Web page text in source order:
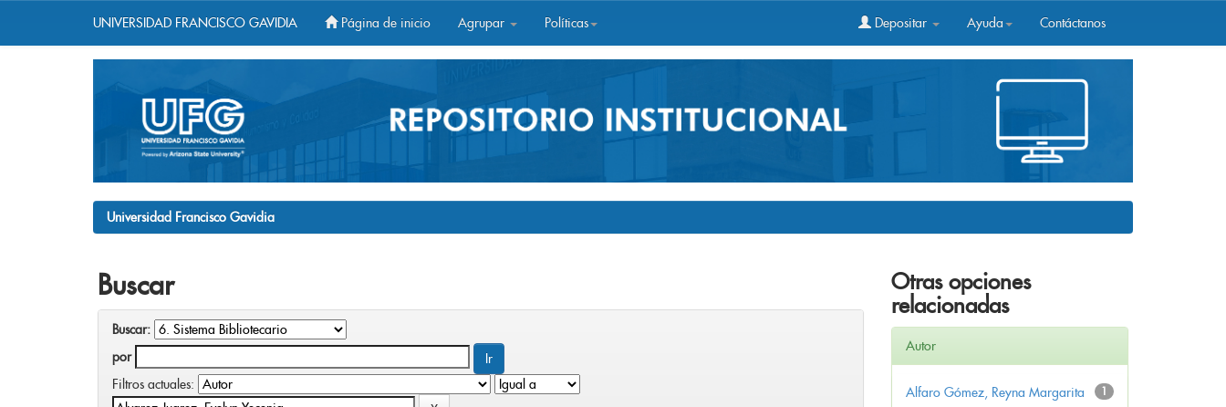
UNIVERSIDAD FRANCISCO GAVIDIA Página de inicio Agrupar Políticas Depositar Ayuda Contáctanos
Universidad Francisco Gavidia
Buscar
Buscar:
por
Filtros actuales:
Otras opciones
relacionadas
Autor
1
Alfaro Gómez, Reyna Margarita